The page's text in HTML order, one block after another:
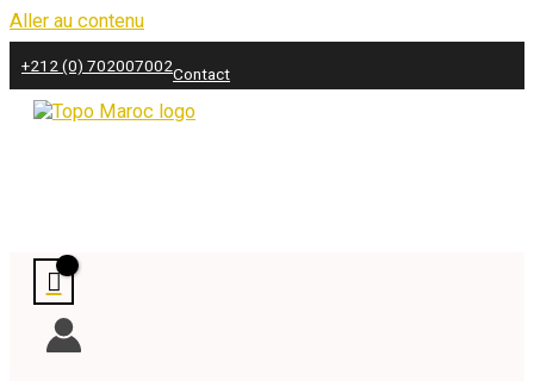
Aller au contenu
+212 (0) 702007002Contact